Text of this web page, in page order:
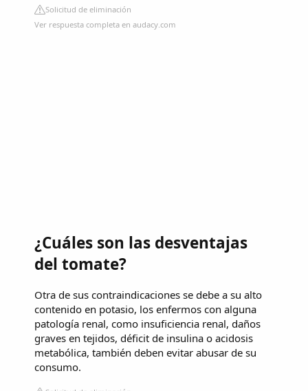
Solicitud de eliminación
Ver respuesta completa en audacy.com
¿Cuáles son las desventajas
del tomate?
Otra de sus contraindicaciones se debe a su alto
contenido en potasio, los enfermos con alguna
patología renal, como insuficiencia renal, daños
graves en tejidos, déficit de insulina o acidosis
metabólica, también deben evitar abusar de su
consumo.